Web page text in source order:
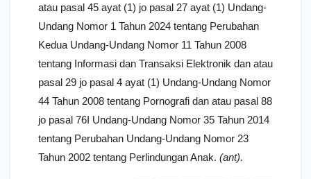
atau pasal 45 ayat (1) jo pasal 27 ayat (1) Undang-
Undang Nomor 1 Tahun 2024 tentang Perubahan
Kedua Undang-Undang Nomor 11 Tahun 2008
tentang Informasi dan Transaksi Elektronik dan atau
pasal 29 jo pasal 4 ayat (1) Undang-Undang Nomor
44 Tahun 2008 tentang Pornografi dan atau pasal 88
jo pasal 76I Undang-Undang Nomor 35 Tahun 2014
tentang Perubahan Undang-Undang Nomor 23
Tahun 2002 tentang Perlindungan Anak. (ant).